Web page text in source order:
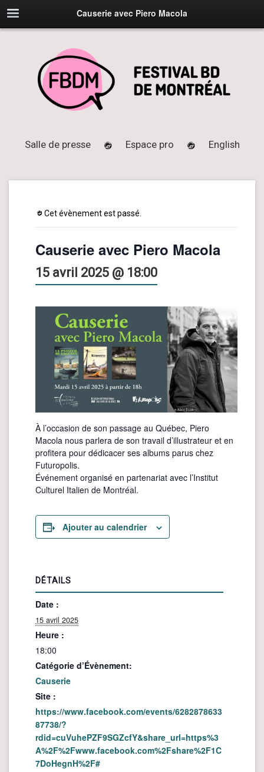
Causerie avec Piero Macola
Salle de presse Espace pro English
Cet évènement est passé.
Causerie avec Piero Macola
15 avril 2025 @ 18:00
À l’occasion de son passage au Québec, Piero
Macola nous parlera de son travail d’illustrateur et en
profitera pour dédicacer ses albums parus chez
Futuropolis.
Événement organisé en partenariat avec l’Institut
Culturel Italien de Montréal.
Ajouter au calendrier
DÉTAILS
Date :
15 avril 2025
Heure :
18:00
Catégorie d’Évènement:
Causerie
Site :
https://www.facebook.com/events/6282878633
87738/?
rdid=cuVuhePZF9SGZcfY&share_url=https%3
A%2F%2Fwww.facebook.com%2Fshare%2F1C
7DoHegnH%2F#